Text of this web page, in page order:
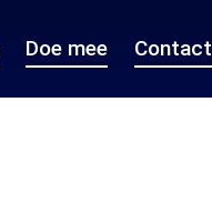
Doe mee Contact